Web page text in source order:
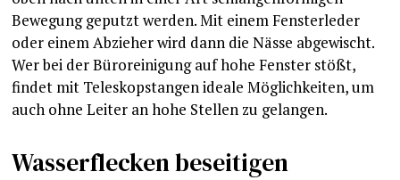
Bewegung geputzt werden. Mit einem Fensterleder
oder einem Abzieher wird dann die Nässe abgewischt.
Wer bei der Büroreinigung auf hohe Fenster stößt,
findet mit Teleskopstangen ideale Möglichkeiten, um
auch ohne Leiter an hohe Stellen zu gelangen.
Wasserflecken beseitigen